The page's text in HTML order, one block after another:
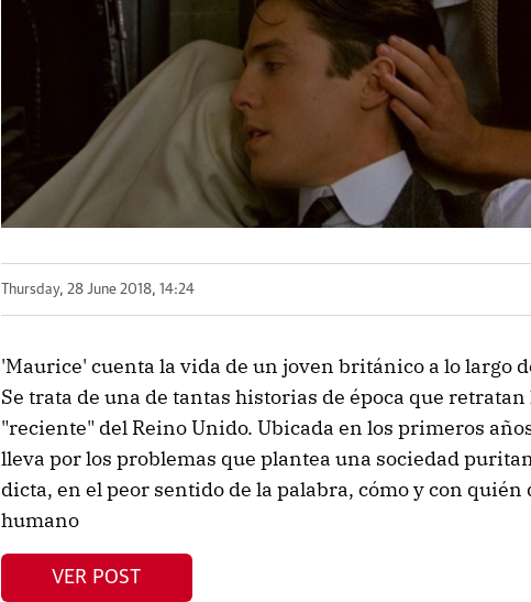
Thursday, 28 June 2018, 14:24
'Maurice' cuenta la vida de un joven británico a lo largo
Se trata de una de tantas historias de época que
"reciente" del Reino Unido. Ubicada en los primeros
lleva por los problemas que plantea una sociedad
dicta, en el peor sentido de la palabra, cómo y con
humano
VER POST